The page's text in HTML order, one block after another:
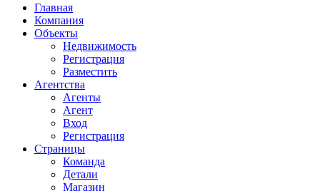
Главная
Компания
Объекты
Недвижимость
Регистрация
Разместить
Агентства
Агенты
Агент
Вход
Регистрация
Страницы
Команда
Детали
Магазин